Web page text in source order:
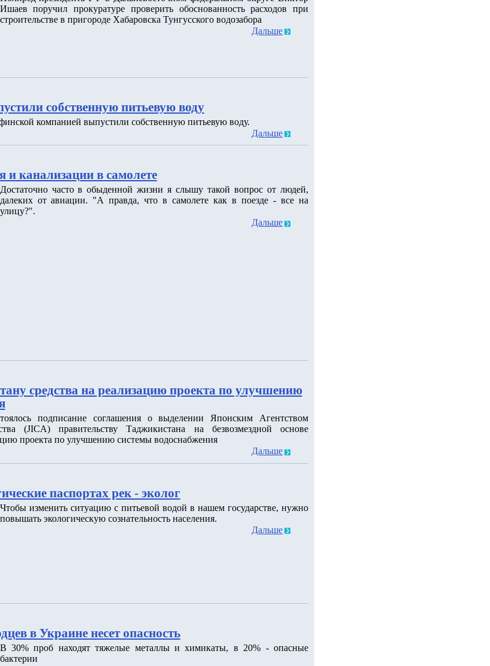
Ишаев поручил прокуратуре проверить обоснованность расходов при
строительстве в пригороде Хабаровска Тунгусского водозабора
Дальше
собственную питьевую воду
компанией выпустили собственную питьевую воду.
Дальше
и канализации в самолете
Достаточно часто в обыденной жизни я слышу такой вопрос от людей,
далеких от авиации. "А правда, что в самолете как в поезде - все на
улицу?".
Дальше
средства на реализацию проекта по улучшению
подписание соглашения о выделении Японским Агентством
(JICA) правительству Таджикистана на безвозмездной основе
проекта по улучшению системы водоснабжения
Дальше
паспортах рек - эколог
Чтобы изменить ситуацию с питьевой водой в нашем государстве, нужно
повышать экологическую сознательность населения.
Дальше
в Украине несет опасность
В 30% проб находят тяжелые металлы и химикаты, в 20% - опасные
бактерии